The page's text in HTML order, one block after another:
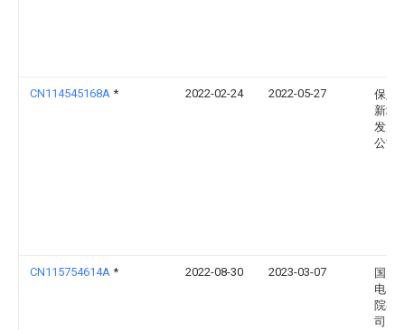
CN114545168A * 2022-02-24 2022-05-27
保定
新域
发展
公司
CN115754614A * 2022-08-30 2023-03-07
国网
电网
院有
司